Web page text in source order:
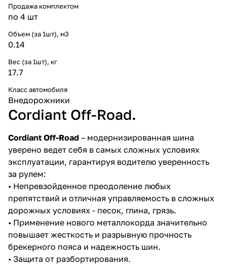
Продажа комплектом
по 4 шт
Объем (за 1шт), м3
0.14
Вес (за 1шт), кг
17.7
Класс автомобиля
Внедорожники
Cordiant Off-Road.
Cordiant Off-Road – модернизированная шина
уверено ведет себя в самых сложных условиях
эксплуатации, гарантируя водителю уверенность
за рулем:
• Непревзойденное преодоление любых
препятствий и отличная управляемость в сложных
дорожных условиях - песок, глина, грязь.
• Применение нового металлокорда значительно
повышает жесткость и разрывную прочность
брекерного пояса и надежность шин.
• Защита от разбортирования.